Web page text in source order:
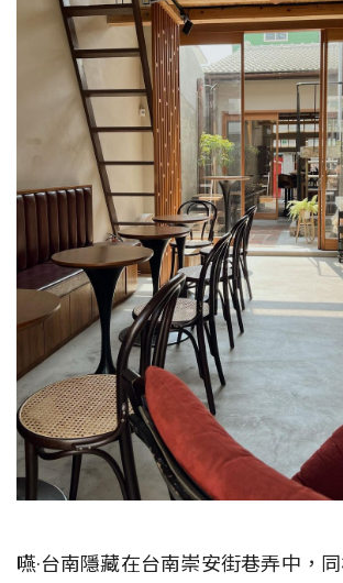
嚥·台南隱藏在台南崇安街巷弄中，